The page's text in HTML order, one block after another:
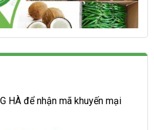
HÀ để nhận mã khuyến mại